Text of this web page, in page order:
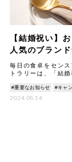
【結婚祝い】
人気のブラン
毎日の食卓をセン
トラリーは、「結
嬉しいテ
#重要なお知らせ #キャ
2024.08.14